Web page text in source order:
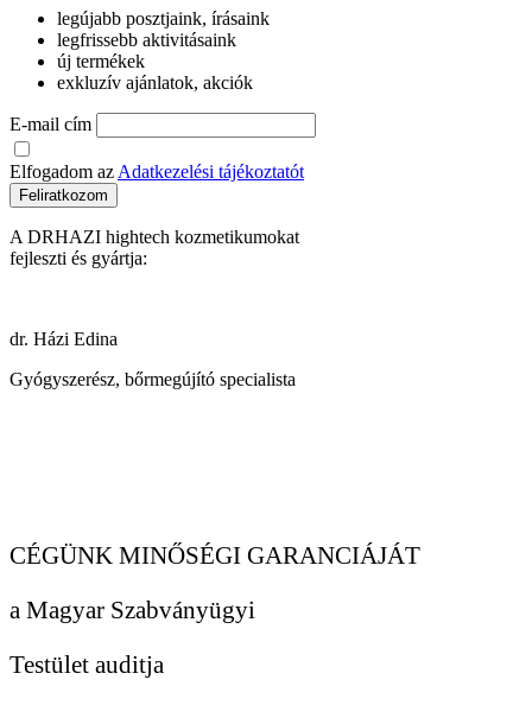
legújabb posztjaink, írásaink
legfrissebb aktivitásaink
új termékek
exkluzív ajánlatok, akciók
E-mail cím
Elfogadom az Adatkezelési tájékoztatót
Feliratkozom
A DRHAZI hightech kozmetikumokat
fejleszti és gyártja:
dr. Házi Edina
Gyógyszerész, bőrmegújító specialista
CÉGÜNK MINŐSÉGI GARANCIÁJÁT
a Magyar Szabványügyi
Testület auditja